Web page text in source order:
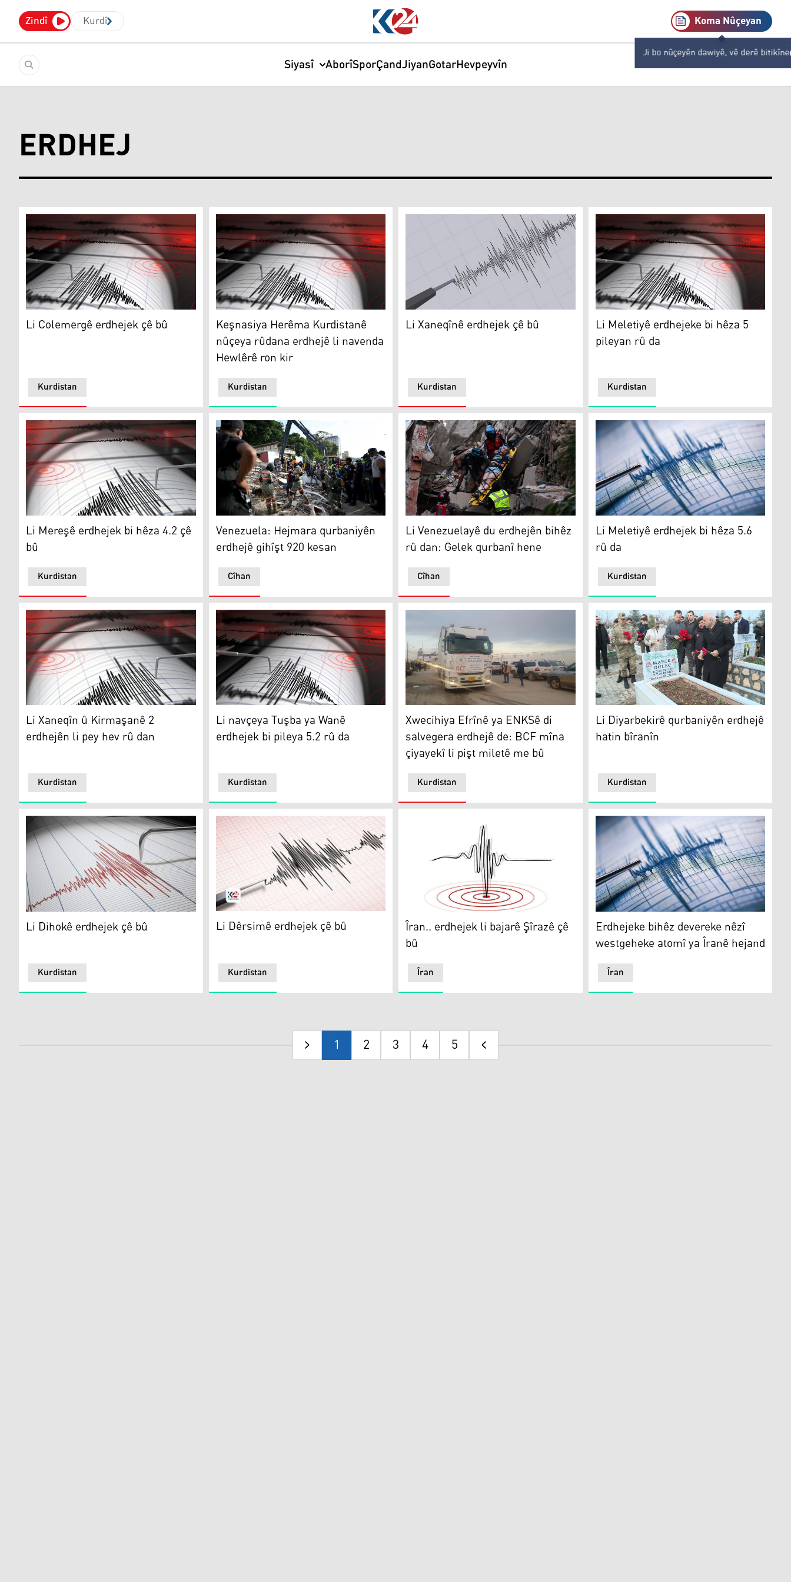
Zindî Kurdî Koma Nûçeyan
Ji bo nûçeyên dawiyê, vê derê bitikîne
Siyasî AborîSporÇandJiyanGotarHevpeyvîn
ERDHEJ
Li Colemergê erdhejek çê bû
Kurdistan
Li Colemergê erdhejek çê bû Keşnasiya Herêma Kurdistanê nûçeya rûdana erdhejê li navenda Hewlêrê ron kir
Kurdistan
Keşnasiya Herêma Kurdistanê
nûçeya rûdana erdhejê li navenda
Hewlêrê ron kir
Li Xaneqînê erdhejek çê bû
Kurdistan
Li Xaneqînê erdhejek çê bû Li Meletiyê erdhejeke bi hêza 5 pileyan rû da
Kurdistan
Li Meletiyê erdhejeke bi hêza 5
pileyan rû da
Li Mereşê erdhejek bi hêza 4.2 çê bû
Kurdistan
Li Mereşê erdhejek bi hêza 4.2 çê
bû
Venezuela: Hejmara qurbaniyên erdhejê gihîşt 920 kesan
Cîhan
Venezuela: Hejmara qurbaniyên
erdhejê gihîşt 920 kesan
Li Venezuelayê du erdhejên bihêz rû dan: Gelek qurbanî hene
Cîhan
Li Venezuelayê du erdhejên bihêz
rû dan: Gelek qurbanî hene
Li Meletiyê erdhejek bi hêza 5.6 rû da
Kurdistan
Li Meletiyê erdhejek bi hêza 5.6
rû da
Li Xaneqîn û Kirmaşanê 2 erdhejên li pey hev rû dan
Kurdistan
Li Xaneqîn û Kirmaşanê 2
erdhejên li pey hev rû dan
Li navçeya Tuşba ya Wanê erdhejek bi pileya 5.2 rû da
Kurdistan
Li navçeya Tuşba ya Wanê
erdhejek bi pileya 5.2 rû da
Xwecihiya Efrînê ya ENKSê di salvegera erdhejê de: BCF mîna çiyayekî li pişt miletê me
Kurdistan
Xwecihiya Efrînê ya ENKSê di
salvegera erdhejê de: BCF mîna
çiyayekî li pişt miletê me bû
Li Diyarbekirê qurbaniyên erdhejê hatin
Kurdistan
Li Diyarbekirê qurbaniyên erdhejê
hatin bîranîn
Li Dihokê erdhejek çê bû
Kurdistan
Li Dihokê erdhejek çê bû Li Dêrsimê erdhejek çê bû
Kurdistan
Li Dêrsimê erdhejek çê bû Îran.. erdhejek li bajarê Şîrazê çê bû
Îran
Îran.. erdhejek li bajarê Şîrazê çê
bû
Erdhejeke bihêz devereke nêzî westgeheke
Îran
Erdhejeke bihêz devereke nêzî
westgeheke atomî ya Îranê hejand
1 2 3 4 5